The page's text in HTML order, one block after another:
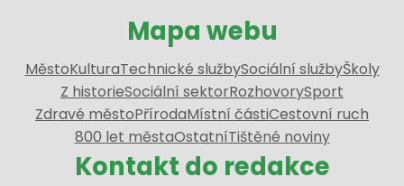
Mapa webu
MěstoKulturaTechnické službySociální službyŠkoly
Z historieSociální sektorRozhovorySport
Zdravé městoPřírodaMístní částiCestovní ruch
800 let městaOstatníTištěné noviny
Kontakt do redakce